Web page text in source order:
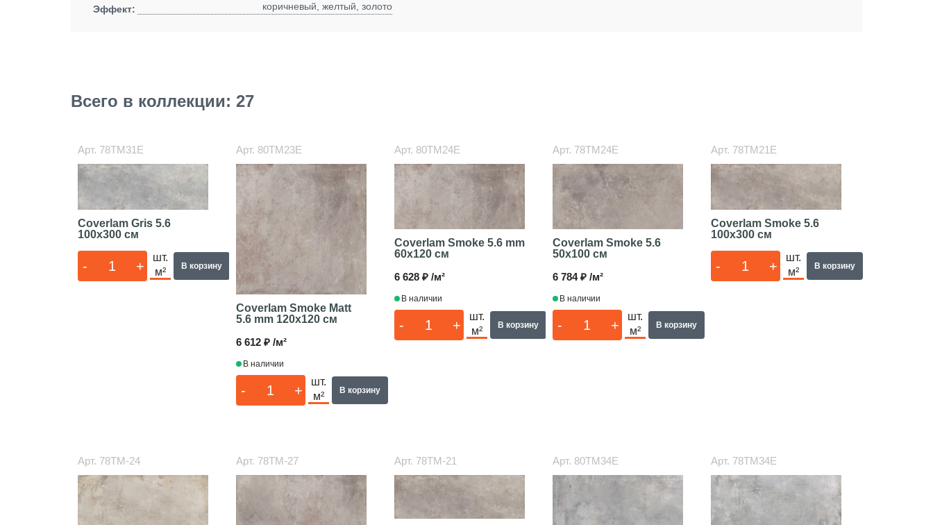
Эффект: коричневый, желтый, золото
Всего в коллекции: 27
Арт. 78TM31E
Coverlam Gris 5.6
100x300 см
- +
шт.
м²
В корзину
Арт. 80TM23E
Coverlam Smoke Matt
5.6 mm 120x120 см
6 612 ₽ /м²
В наличии
- +
шт.
м²
В корзину
Арт. 80TM24E
Coverlam Smoke 5.6 mm
60x120 см
6 628 ₽ /м²
В наличии
- +
шт.
м²
В корзину
Арт. 78TM24E
Coverlam Smoke 5.6
50x100 см
6 784 ₽ /м²
В наличии
- +
шт.
м²
В корзину
Арт. 78TM21E
Coverlam Smoke 5.6
100x300 см
- +
шт.
м²
В корзину
Арт. 78TM-24 Арт. 78TM-27 Арт. 78TM-21 Арт. 80TM34E Арт. 78TM34E